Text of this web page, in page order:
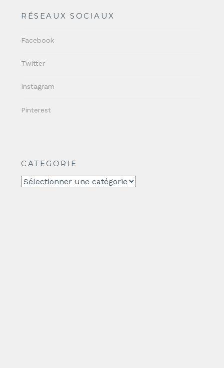
RÉSEAUX SOCIAUX
Facebook
Twitter
Instagram
Pinterest
CATEGORIE
CATEGORIE